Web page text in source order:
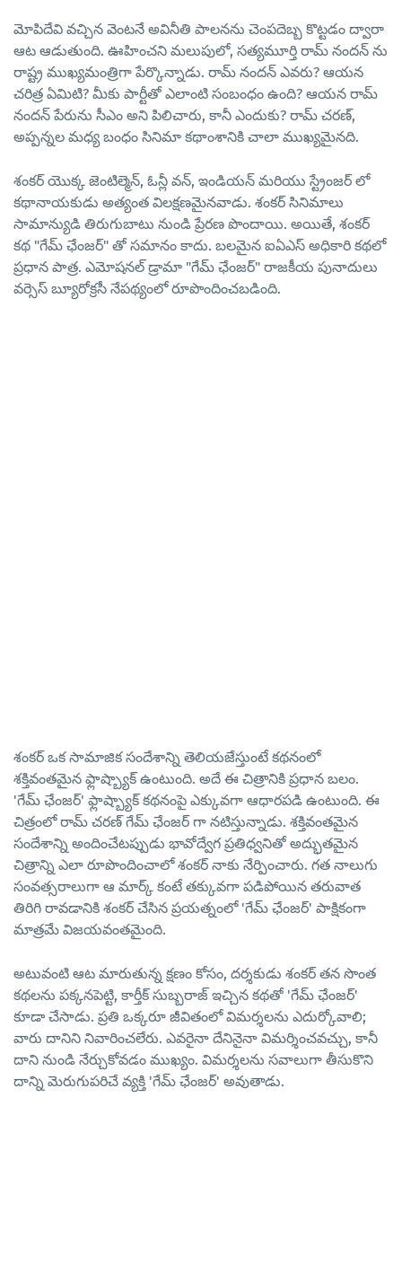
మోపిదేవి వచ్చిన వెంటనే అవినీతి పాలనను చెంపదెబ్బ కొట్టడం ద్వారా
ఆట ఆడుతుంది. ఊహించని మలుపులో, సత్యమూర్తి రామ్ నందన్ ను
రాష్ట్ర ముఖ్యమంత్రిగా పేర్కొన్నాడు. రామ్ నందన్ ఎవరు? ఆయన
చరిత్ర ఏమిటి? మీకు పార్టీతో ఎలాంటి సంబంధం ఉంది? ఆయన రామ్
నందన్ పేరును సీఎం అని పిలిచారు, కానీ ఎందుకు? రామ్ చరణ్,
అప్పన్నల మధ్య బంధం సినిమా కథాంశానికి చాలా ముఖ్యమైనది.
శంకర్ యొక్క జెంటిల్మెన్, ఓన్లీ వన్, ఇండియన్ మరియు స్ట్రేంజర్ లో
కథానాయకుడు అత్యంత విలక్షణమైనవాడు. శంకర్ సినిమాలు
సామాన్యుడి తిరుగుబాటు నుండి ప్రేరణ పొందాయి. అయితే, శంకర్
కథ "గేమ్ ఛేంజర్" తో సమానం కాదు. బలమైన ఐఏఎస్ అధికారి కథలో
ప్రధాన పాత్ర. ఎమోషనల్ డ్రామా "గేమ్ ఛేంజర్" రాజకీయ పునాదులు
వర్సెస్ బ్యూరోక్రసీ నేపథ్యంలో రూపొందించబడింది.
శంకర్ ఒక సామాజిక సందేశాన్ని తెలియజేస్తుంటే కథనంలో
శక్తివంతమైన ఫ్లాష్బ్యాక్ ఉంటుంది. అదే ఈ చిత్రానికి ప్రధాన బలం.
'గేమ్ ఛేంజర్' ఫ్లాష్బ్యాక్ కథనంపై ఎక్కువగా ఆధారపడి ఉంటుంది. ఈ
చిత్రంలో రామ్ చరణ్ గేమ్ ఛేంజర్ గా నటిస్తున్నాడు. శక్తివంతమైన
సందేశాన్ని అందించేటప్పుడు భావోద్వేగ ప్రతిధ్వనితో అద్భుతమైన
చిత్రాన్ని ఎలా రూపొందించాలో శంకర్ నాకు నేర్పించారు. గత నాలుగు
సంవత్సరాలుగా ఆ మార్క్ కంటే తక్కువగా పడిపోయిన తరువాత
తిరిగి రావడానికి శంకర్ చేసిన ప్రయత్నంలో 'గేమ్ ఛేంజర్' పాక్షికంగా
మాత్రమే విజయవంతమైంది.
అటువంటి ఆట మారుతున్న క్షణం కోసం, దర్శకుడు శంకర్ తన సొంత
కథలను పక్కనపెట్టి, కార్తీక్ సుబ్బరాజ్ ఇచ్చిన కథతో 'గేమ్ ఛేంజర్'
కూడా చేసాడు. ప్రతి ఒక్కరూ జీవితంలో విమర్శలను ఎదుర్కోవాలి;
వారు దానిని నివారించలేరు. ఎవరైనా దేనినైనా విమర్శించవచ్చు, కానీ
దాని నుండి నేర్చుకోవడం ముఖ్యం. విమర్శలను సవాలుగా తీసుకొని
దాన్ని మెరుగుపరిచే వ్యక్తి 'గేమ్ ఛేంజర్' అవుతాడు.